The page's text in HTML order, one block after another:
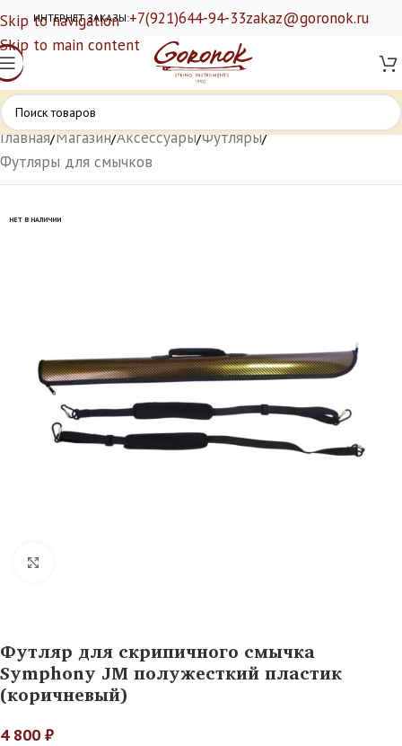
Skip to navigation
Skip to main content
ИНТЕРНЕТ ЗАКАЗЫ:+7(921)644-94-33zakaz@goronok.ru
Главная/Магазин/Аксессуары/Футляры/
Футляры для смычков
НЕТ В НАЛИЧИИ
Футляр для скрипичного смычка
Symphony JM полужесткий пластик
(коричневый)
4 800 ₽